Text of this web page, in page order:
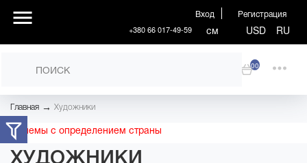
Вход Регистрация
+380 66 017-49-59 см USD RU
00
Главная → Художники
Проблемы с определением страны
ХУДОЖНИКИ